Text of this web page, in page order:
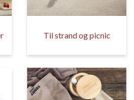
Til strand og picnic